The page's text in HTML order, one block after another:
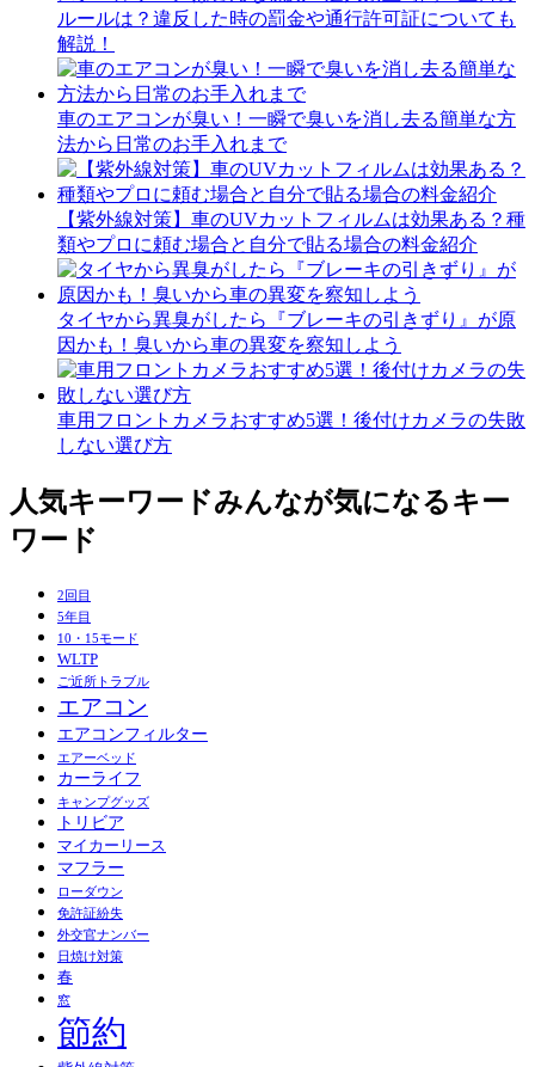
ルールは？違反した時の罰金や通行許可証についても
解説！
車のエアコンが臭い！一瞬で臭いを消し去る簡単な方
法から日常のお手入れまで
【紫外線対策】車のUVカットフィルムは効果ある？種
類やプロに頼む場合と自分で貼る場合の料金紹介
タイヤから異臭がしたら『ブレーキの引きずり』が原
因かも！臭いから車の異変を察知しよう
車用フロントカメラおすすめ5選！後付けカメラの失敗
しない選び方
人気キーワードみんなが気になるキー
ワード
2回目
5年目
10・15モード
WLTP
ご近所トラブル
エアコン
エアコンフィルター
エアーベッド
カーライフ
キャンプグッズ
トリビア
マイカーリース
マフラー
ローダウン
免許証紛失
外交官ナンバー
日焼け対策
春
窓
節約